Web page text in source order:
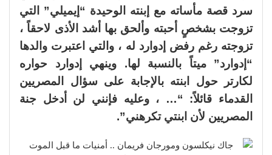
سرد قصة مأساته مع إبنته الوحيدة “إيميلي” التي
تزوجت بشخصٍ أحبته وألحق بها أشد الأذى لاحقاً ،
تزوجته رغم رفض إدوارد له ، والتي اعتبرت والدها
“إدوارد” ميتاً بالنسبة لها. وينهي إدوارد حواره
لكارتر حول ابنته بالإجابة على سؤال المصريين
القدماء قائلاً: “… ، وعليه فإنني لن أدخل جنة
المصريين لأن ابنتي تكرهني”.